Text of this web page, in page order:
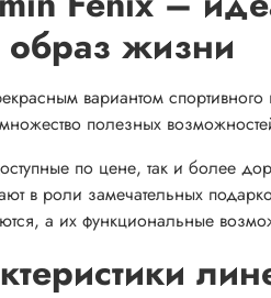
образ жизни
вариантом
полезных
по цене, так и более
в роли замечательных
а их функциональные